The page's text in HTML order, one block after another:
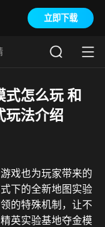
立即下载
怎么玩 和
玩法介绍
戏也为玩家带来的
下的全新地图实验
的特殊机制，让不
英实验基地夺金模